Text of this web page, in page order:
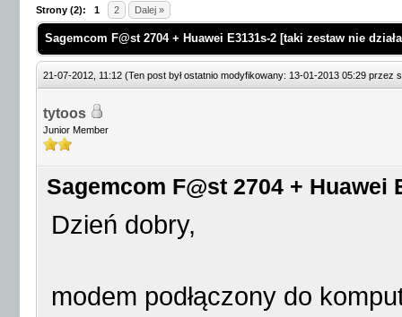
Strony (2): 1 2 Dalej »
Sagemcom F@st 2704 + Huawei E3131s-2 [taki zestaw nie
21-07-2012, 11:12 (Ten post był ostatnio modyfikowany: 13-01-2013 05:29 przez
tytoos
Junior Member
Sagemcom F@st 2704 + Huawei
Dzień dobry,
modem podłączony do